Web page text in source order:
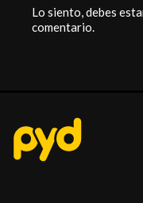
Lo siento, debes
comentario.